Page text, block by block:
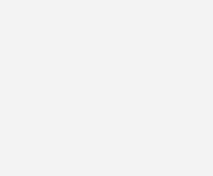
zzgl. Mehrwertsteuer,
Haushalte und
knapp 30 %. Da die
soll, werden auf sie
ohne Mehrwertsteuer